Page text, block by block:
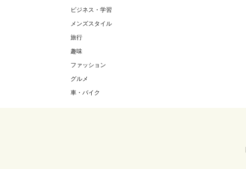
ビジネス・学習
メンズスタイル
旅行
趣味
ファッション
グルメ
車・バイク